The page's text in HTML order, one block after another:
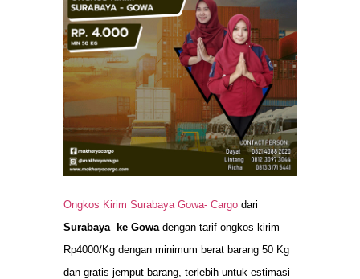
Ongkos Kirim Surabaya Gowa- Cargo dari
Surabaya ke Gowa dengan tarif ongkos kirim
Rp4000/Kg dengan minimum berat barang 50 Kg
dan gratis jemput barang, terlebih untuk estimasi